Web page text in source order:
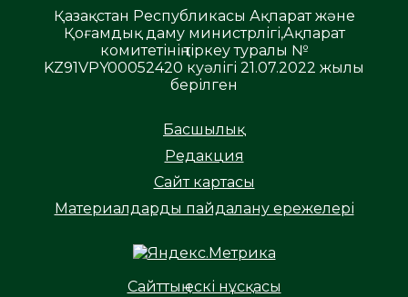
Қазақстан Республикасы Ақпарат және
Қоғамдық даму министрлігі,Ақпарат
комитетінің тіркеу туралы №
KZ91VPY00052420 куәлігі 21.07.2022 жылы
берілген
Басшылық
Редакция
Сайт картасы
Материалдарды пайдалану ережелері
Сайттың ескі нұсқасы